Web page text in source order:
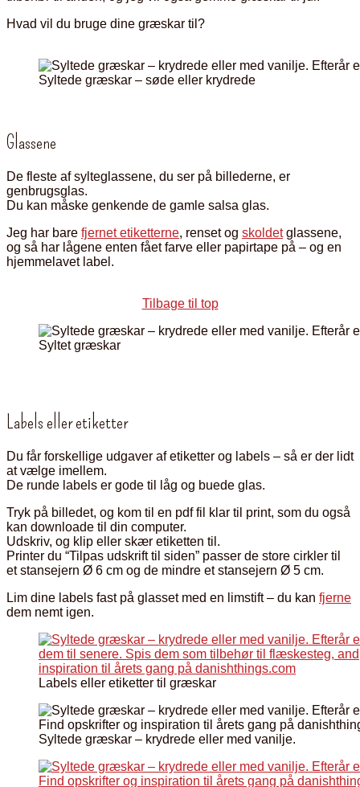
Hvad vil du bruge dine græskar til?
Syltede græskar – søde eller krydrede
Glassene
De fleste af sylteglassene, du ser på billederne, er
genbrugsglas.
Du kan måske genkende de gamle salsa glas.
Jeg har bare fjernet etiketterne, renset og skoldetglassene,
og så har lågene enten fået farve eller papirtape på – og en
hjemmelavet label.
Tilbage til top
Syltet græskar
Labels eller etiketter
Du får forskellige udgaver af etiketter og labels – så er der lidt
at vælge imellem.
De runde labels er gode til låg og buede glas.
Tryk på billedet, og kom til en pdf fil klar til print, som du også
kan downloade til din computer.
Udskriv, og klip eller skær etiketten til.
Printer du “Tilpas udskrift til siden” passer de store cirkler til
et stansejern Ø 6 cm og de mindre et stansejern Ø 5 cm.
Lim dine labels fast på glasset med en limstift – du kan fjerne
dem nemt igen.
Labels eller etiketter til græskar
Syltede græskar – krydrede eller med vanilje.